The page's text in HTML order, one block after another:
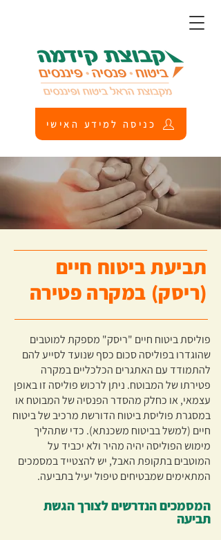
כניסה למידע האישי
תביעת ביטוח חיים
(ריסק) במקרה פטירה
פוליסת ביטוח חיים "ריסק" מספקת למוטבים
שהוגדרו בפוליסה סכום כסף שנועד לסייע להם
להתמודד עם האתגרים הכלכליים במקרה
פטירתו של המבוטח. ניתן לרכוש פוליסה זו באופן
עצמאי, או כחלק מהסדר הפנסיה של המבוטח או
במסגרת פוליסת ביטוח הדורשת מרכיב של ביטוח
חיים (למשל בביטוח משכנתא). כדי שתהליך
מימוש הפוליסה יהיה מהיר ולא יכביד על
המוטבים בתקופת האבל, יש להצטייד במסמכים
המתאימים שמבטיחים טיפול יעיל בתביעה.
המסמכים הנדרשים לצורך הגשת
תביעה